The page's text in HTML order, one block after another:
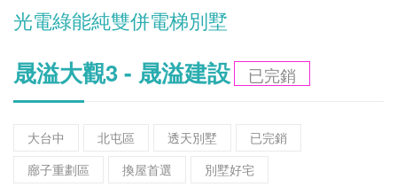
光電綠能純雙併電梯別墅
晟溢大觀3 - 晟溢建設 已完銷
大台中 北屯區 透天別墅
已完銷
廍子重劃區
換屋首選 別墅好宅